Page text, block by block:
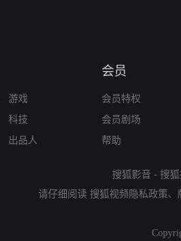
游戏
科技
出品人
会员
会员特权
会员剧场
帮助
搜狐影音 - 搜
请仔细阅读 搜狐视频隐私政策、